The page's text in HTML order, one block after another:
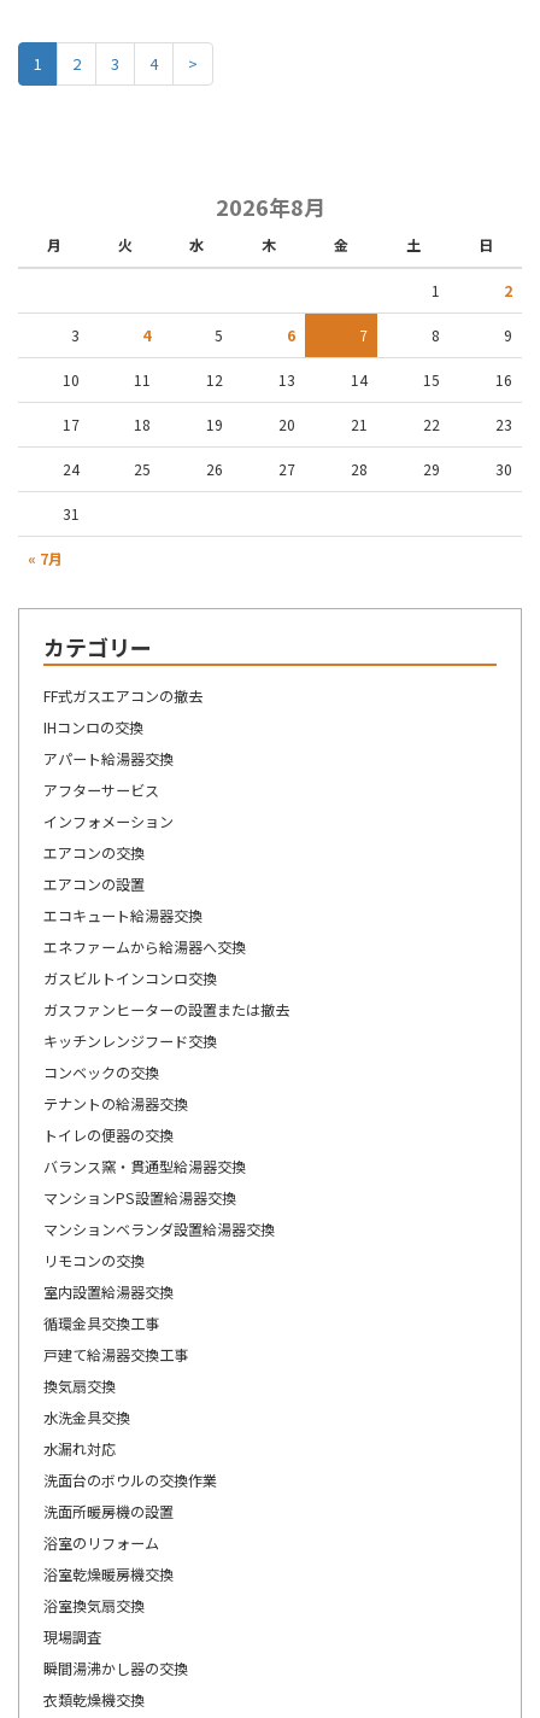
1 2 3 4 >
2026年8月
月 火 水 木 金 土 日
« 7月
1 2
3 4 5 6 7 8 9
10 11 12 13 14 15 16
17 18 19 20 21 22 23
24 25 26 27 28 29 30
31
カテゴリー
FF式ガスエアコンの撤去
IHコンロの交換
アパート給湯器交換
アフターサービス
インフォメーション
エアコンの交換
エアコンの設置
エコキュート給湯器交換
エネファームから給湯器へ交換
ガスビルトインコンロ交換
ガスファンヒーターの設置または撤去
キッチンレンジフード交換
コンベックの交換
テナントの給湯器交換
トイレの便器の交換
バランス窯・貫通型給湯器交換
マンションPS設置給湯器交換
マンションベランダ設置給湯器交換
リモコンの交換
室内設置給湯器交換
循環金具交換工事
戸建て給湯器交換工事
換気扇交換
水洗金具交換
水漏れ対応
洗面台のボウルの交換作業
洗面所暖房機の設置
浴室のリフォーム
浴室乾燥暖房機交換
浴室換気扇交換
現場調査
瞬間湯沸かし器の交換
衣類乾燥機交換